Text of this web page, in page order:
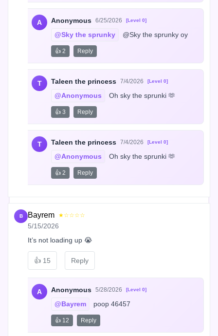
A Anonymous 6/25/2026 [Level 0]
@Sky the sprunky @Sky the sprunky oy
👍 2 Reply
T Taleen the princess 7/4/2026 [Level 0]
@Anonymous Oh sky the sprunki 🫶
👍 3 Reply
T Taleen the princess 7/4/2026 [Level 0]
@Anonymous Oh sky the sprunki 🫶
👍 2 Reply
B Bayrem ★☆☆☆☆
5/15/2026
It’s not loading up 😭
👍 15 Reply
A Anonymous 5/28/2026 [Level 0]
@Bayrem poop 46457
👍 12 Reply